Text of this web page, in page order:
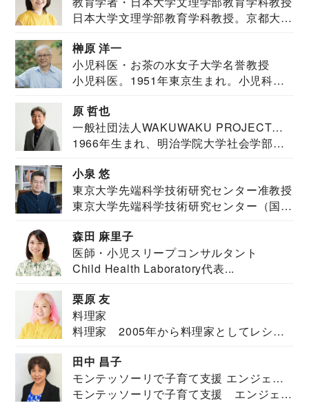
日本大学文理学部教育学科教授。京都大学
榊原 洋一
小児科医・お茶の水女子大学名誉教授
小児科医。1951年東京生まれ。小児科
原 哲也
一般社団法人WAKUWAKU PROJECT
JAPAN代表・言語聴覚士・社会福祉士
1966年生まれ、明治学院大学社会学部福
小泉 悠
東京大学先端科学技術研究センター准教授
東京大学先端科学技術研究センター（国際
森田 麻里子
医師・小児スリープコンサルタント
Child Health Laboratory代表...
栗原 友
料理家
料理家 2005年から料理家としてレシピ
田中 昌子
モンテッソーリで子育て支援 エンジェル
ズハウス研究所所長
モンテッソーリで子育て支援 エンジェル